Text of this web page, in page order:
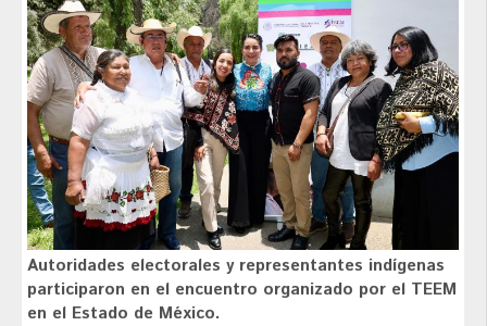
Autoridades electorales y representantes indígenas
participaron en el encuentro organizado por el TEEM
en el Estado de México.